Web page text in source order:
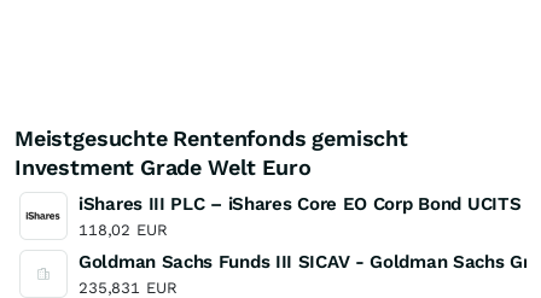
Meistgesuchte Rentenfonds gemischt
Investment Grade Welt Euro
iShares III PLC – iShares Core EO Corp Bond UCITS
118,02 EUR
Goldman Sachs Funds III SICAV - Goldman Sachs
235,831 EUR